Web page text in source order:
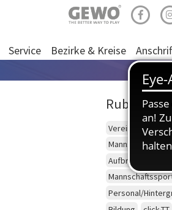
Service Bezirke & Kreise
Rubriken
Vereinsberatung
Aufbruch
Personal/